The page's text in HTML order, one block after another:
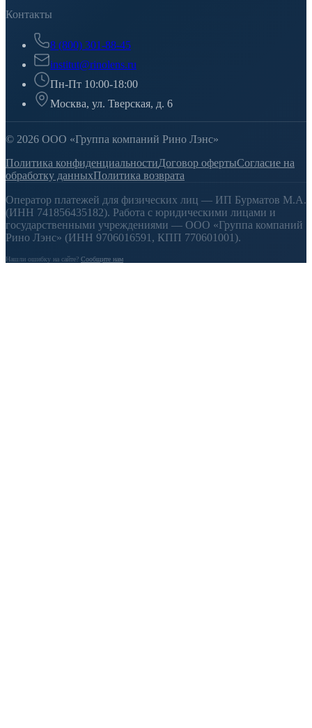
Контакты
8 (800) 301-88-45
institut@rinolens.ru
Пн-Пт 10:00-18:00
Москва, ул. Тверская, д. 6
© 2026 ООО «Группа компаний Рино Лэнс»
Политика конфиденциальностиДоговор офертыСогласие на
обработку данныхПолитика возврата
Оператор платежей для физических лиц — ИП Бурматов М.А.
(ИНН 741856435182). Работа с юридическими лицами и
государственными учреждениями — ООО «Группа компаний
Рино Лэнс» (ИНН 9706016591, КПП 770601001).
Нашли ошибку на сайте? Сообщите нам